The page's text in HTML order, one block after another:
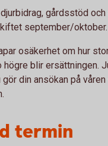
gårdsstöd
september/oktober.
osäkerhet om hur
högre blir ersättningen.
gör din ansökan på
termin